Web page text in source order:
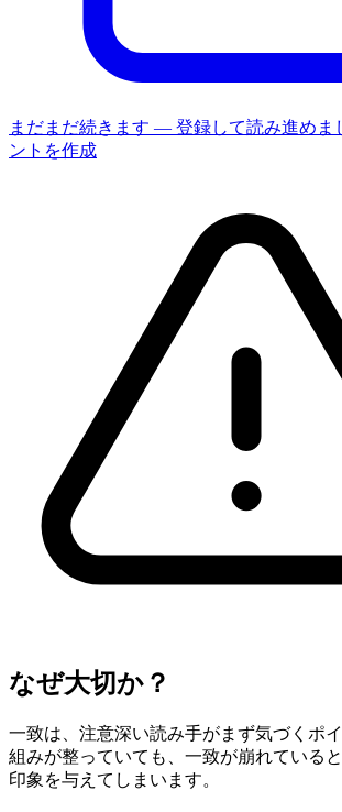
まだまだ続きます — 登録して読み進めま
ントを作成
なぜ大切か？
一致は、注意深い読み手がまず気づくポ
組みが整っていても、一致が崩れている
印象を与えてしまいます。